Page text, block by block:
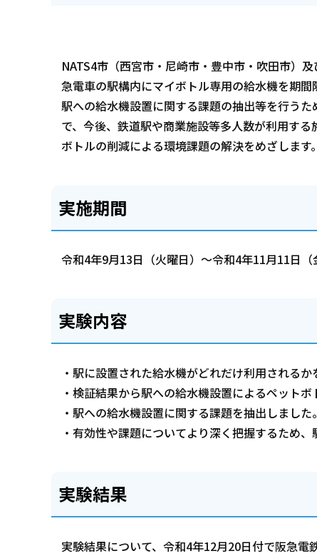
NATS4市（西宮市・尼崎市・豊中市・吹田市）
急電車の駅構内にマイボトル専用の給水機を期
駅への給水機設置に関する課題の抽出等を行う
で、今後、鉄道駅や商業施設等多人数が利用す
ボトルの削減による環境課題の解決をめざします。
実施期間
令和4年9月13日（火曜日）～令和4年11月11日（
実験内容
・駅に設置された給水機がどれだけ利用されるか
・検証結果から駅への給水機設置によるペット
・駅への給水機設置に関する課題を抽出しました。
・有効性や課題についてより深く把握するため
実験結果
実験結果について、令和4年12月20日付で阪急電